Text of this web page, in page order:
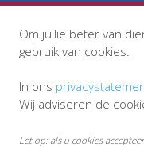
Om jullie beter van
gebruik van cookies.
In ons
Wij adviseren de
Let op: als u cookies